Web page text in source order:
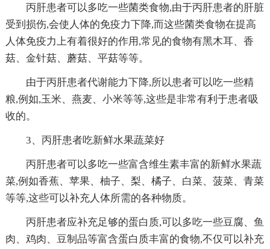
丙肝患者可以多吃一些菌类食物,由于丙肝患者的肝脏
受到损伤,会使人体的免疫力下降,而这些菌类食物在提高
人体免疫力上有着很好的作用,常见的食物有黑木耳、香
菇、金针菇、蘑菇、平菇等等。
由于丙肝患者代谢能力下降,所以患者可以吃一些精
粮,例如,玉米、燕麦、小米等等,这些是非常有利于患者吸
收的。
3、丙肝患者吃新鲜水果蔬菜好
丙肝患者可以多吃一些富含维生素丰富的新鲜水果蔬
菜,例如香蕉、苹果、柚子、梨、橘子、白菜、菠菜、青菜
等等,这些可以补充人体所需的各种物质。
丙肝患者应补充足够的蛋白质,可以多吃一些豆腐、鱼
肉、鸡肉、豆制品等富含蛋白质丰富的食物,不仅可以补充